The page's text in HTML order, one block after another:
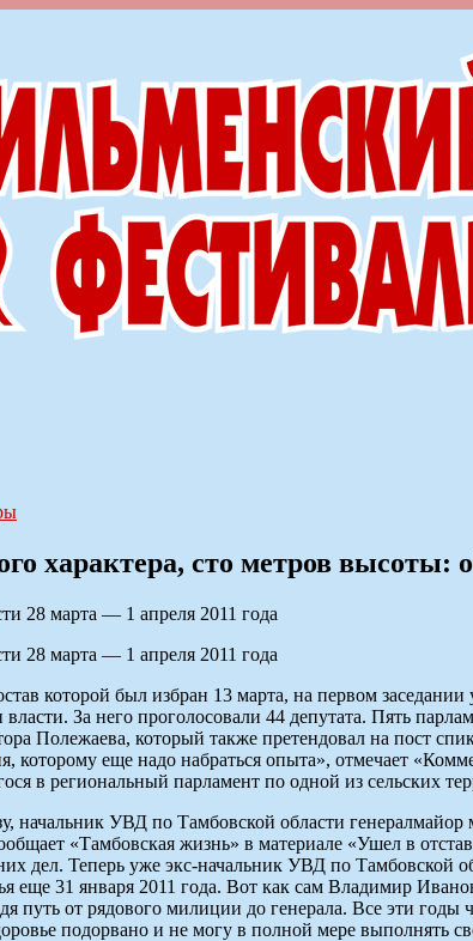
песни
характера, сто метров
28 марта — 1 апреля 2011 года
28 марта — 1 апреля 2011 года
которой был избран 13 марта, на первом
власти. За него проголосовали 44 депутата. Пять
Полежаева, который также претендовал на пост
которому еще надо набраться опыта», отмечает
в региональный парламент по одной из сельских
начальник УВД по Тамбовской области
«Тамбовская жизнь» в материале «Ушел в
дел. Теперь уже экс-начальник УВД по
еще 31 января 2011 года. Вот как сам Владимир
путь от рядового милиции до генерала. Все эти
подорвано и не могу в полной мере выполнять